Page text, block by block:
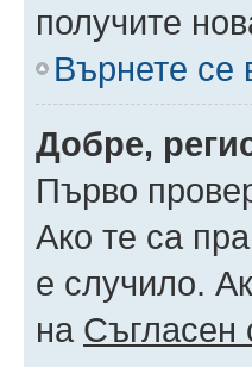
получите
Върнете се
Добре,
Първо
Ако те са
е случило.
на Съгласен